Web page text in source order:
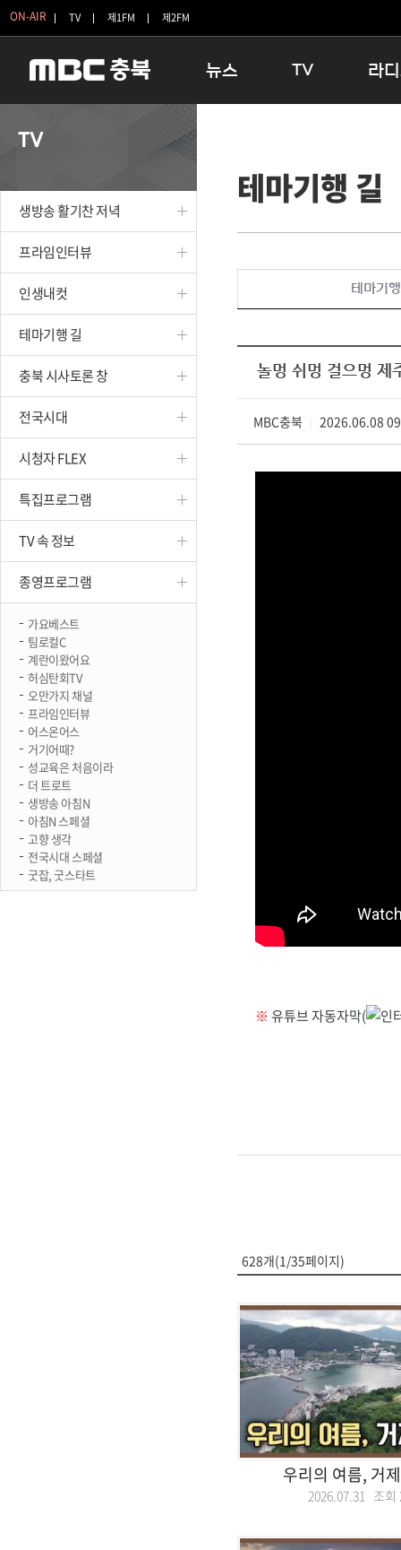
ON-AIR TV 제1FM 제2FM
뉴스
보은
옥천
TV
인생내컷
테마기행 길
시청자 FLEX
종영프로그램
라
16:00
우리 고
TV
생방송 활기찬 저녁
프라임인터뷰
인생내컷
테마기행 길
충북 시사토론 창
전국시대
시청자 FLEX
특집프로그램
TV 속 정보
종영프로그램
가요베스트
팀로컬C
계란이왔어요
허심탄회TV
오만가지 채널
프라임인터뷰
어스온어스
거기어때?
성교육은 처음이라
더 트로트
생방송 아침N
아침N 스페셜
고향 생각
전국시대 스페셜
굿잡, 굿스타트
테마기행 길
테마기
놀멍 쉬멍 걸으멍 제
MBC충북 2026.06.08
※ 유튜브 자동자막(
628개(1/35페이지)
우리의 여름, 거
2026.07.31 조회